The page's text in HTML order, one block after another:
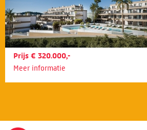
Prijs € 320.000,-
Meer informatie